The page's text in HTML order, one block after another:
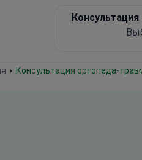
Консультация ортопеда-